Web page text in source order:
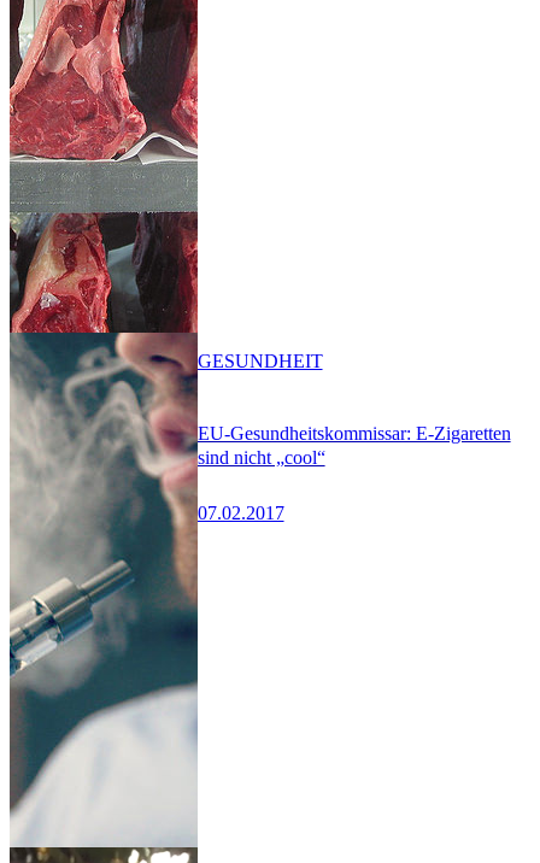
EU-Gesundheitskommissar: E-Zigaretten
sind nicht „cool“
07.02.2017
GESUNDHEIT